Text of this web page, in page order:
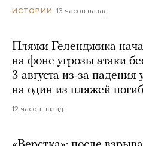
ИСТОРИИ 13 часов назад
Пляжи Геленджика
на фоне угрозы атаки
3 августа из-за падения
на один из пляжей
12 часов назад